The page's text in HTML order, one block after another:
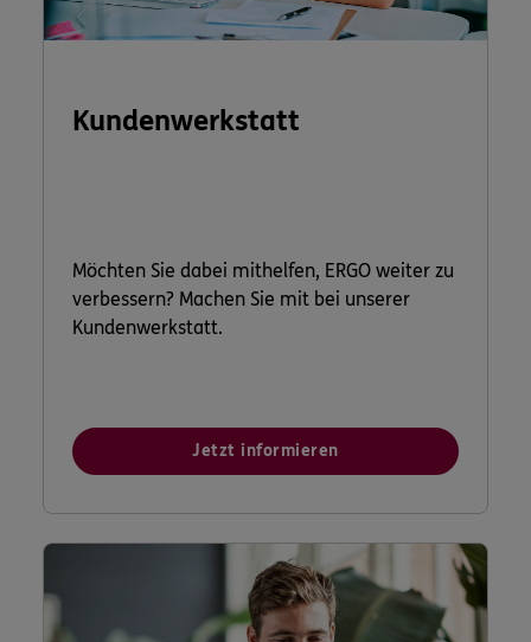
Kundenwerkstatt
Möchten Sie dabei mithelfen, ERGO weiter zu
verbessern? Machen Sie mit bei unserer
Kundenwerkstatt.
Jetzt informieren